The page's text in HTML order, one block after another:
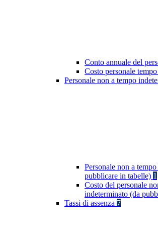
Conto annuale del
Costo personale
Personale non a tempo
Personale non a
pubblicare in tabelle) 1
Costo del personale
indeterminato (da
Tassi di assenza 7